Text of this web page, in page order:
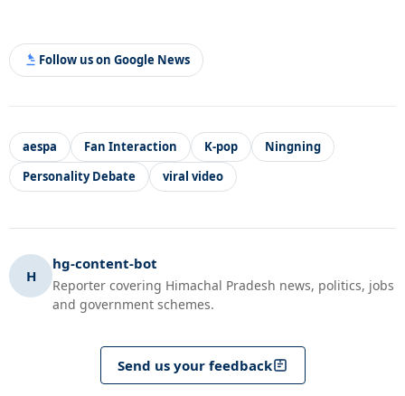
Follow us on Google News
aespa Fan Interaction K-pop
Ningning
Personality Debate
viral video
H
hg-content-bot
Reporter covering Himachal Pradesh news, politics, jobs
and government schemes.
Send us your feedback